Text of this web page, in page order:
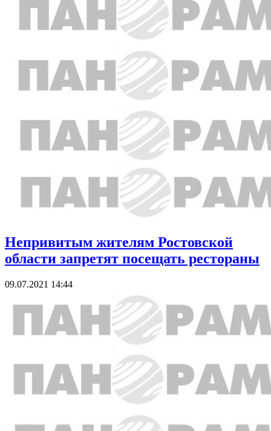
Непривитым жителям Ростовской
области запретят посещать рестораны
09.07.2021 14:44